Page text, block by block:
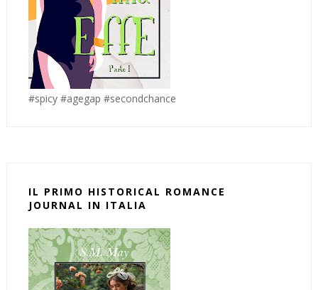
#spicy #agegap #secondchance
IL PRIMO HISTORICAL ROMANCE
JOURNAL IN ITALIA